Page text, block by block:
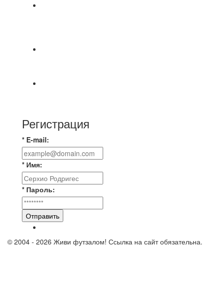
Регистрация
* E-mail:
* Имя:
* Пароль:
Отправить
© 2004 - 2026 Живи футзалом! Ссылка на сайт обязательна.